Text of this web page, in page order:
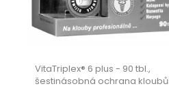
VitaTriplex® 6 plus - 90 tbl.,
šestinásobná ochrana kloubů